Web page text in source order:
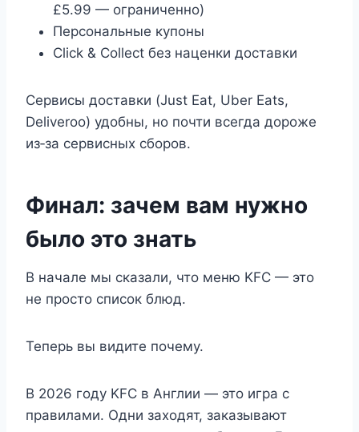
£5.99 — ограниченно)
Персональные купоны
Click & Collect без наценки доставки
Сервисы доставки (Just Eat, Uber Eats,
Deliveroo) удобны, но почти всегда дороже
из‑за сервисных сборов.
Финал: зачем вам нужно
было это знать
В начале мы сказали, что меню KFC — это
не просто список блюд.
Теперь вы видите почему.
В 2026 году KFC в Англии — это игра с
правилами. Одни заходят, заказывают